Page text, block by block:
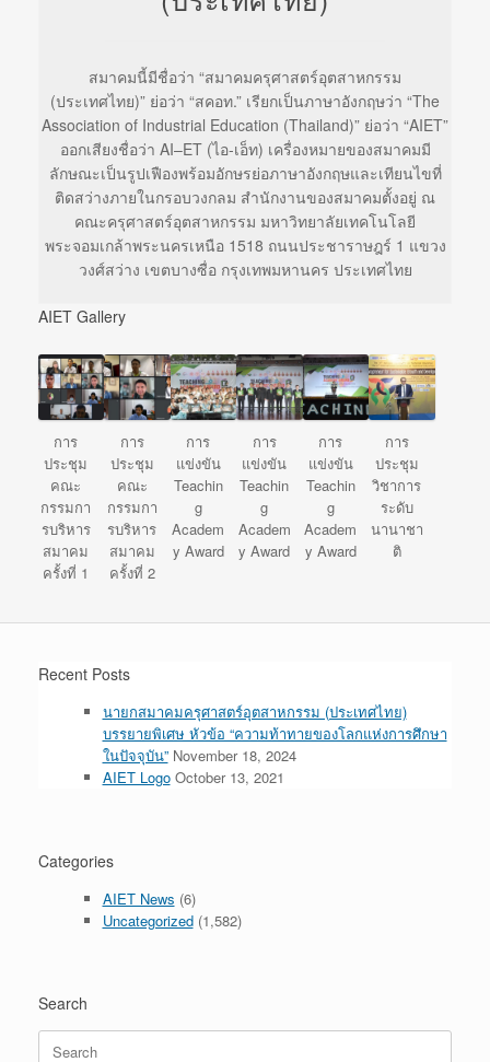
สมาคมนี้มีชื่อว่า “สมาคมครุศาสตร์อุตสาหกรรม
(ประเทศไทย)” ย่อว่า “สคอท.” เรียกเป็นภาษาอังกฤษว่า “The
Association of Industrial Education (Thailand)” ย่อว่า “AIET”
ออกเสียงชื่อว่า AI–ET (ไอ-เอ็ท) เครื่องหมายของสมาคมมี
ลักษณะเป็นรูปเฟืองพร้อมอักษรย่อภาษาอังกฤษและเทียนไขที่
ติดสว่างภายในกรอบวงกลม สำนักงานของสมาคมตั้งอยู่ ณ
คณะครุศาสตร์อุตสาหกรรม มหาวิทยาลัยเทคโนโลยี
พระจอมเกล้าพระนครเหนือ 1518 ถนนประชาราษฎร์ 1 แขวง
วงศ์สว่าง เขตบางซื่อ กรุงเทพมหานคร ประเทศไทย
AIET Gallery
การ
ประชุม
คณะ
กรรมกา
รบริหาร
สมาคม
ครั้งที่ 1
การ
ประชุม
คณะ
กรรมกา
รบริหาร
สมาคม
ครั้งที่ 2
การ
แข่งขัน
Teachin
g
Academ
y Award
การ
แข่งขัน
Teachin
g
Academ
y Award
การ
แข่งขัน
Teachin
g
Academ
y Award
การ
ประชุม
วิชาการ
ระดับ
นานาชา
ติ
Recent Posts
นายกสมาคมครุศาสตร์อุตสาหกรรม (ประเทศไทย)
บรรยายพิเศษ หัวข้อ “ความท้าทายของโลกแห่งการศึกษา
ในปัจจุบัน” November 18, 2024
AIET Logo October 13, 2021
Categories
AIET News (6)
Uncategorized(1,582)
Search